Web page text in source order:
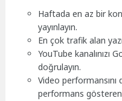
Haftada en az bir
yayınlayın.
En çok trafik alan
YouTube kanalınızı
doğrulayın.
Video
performans